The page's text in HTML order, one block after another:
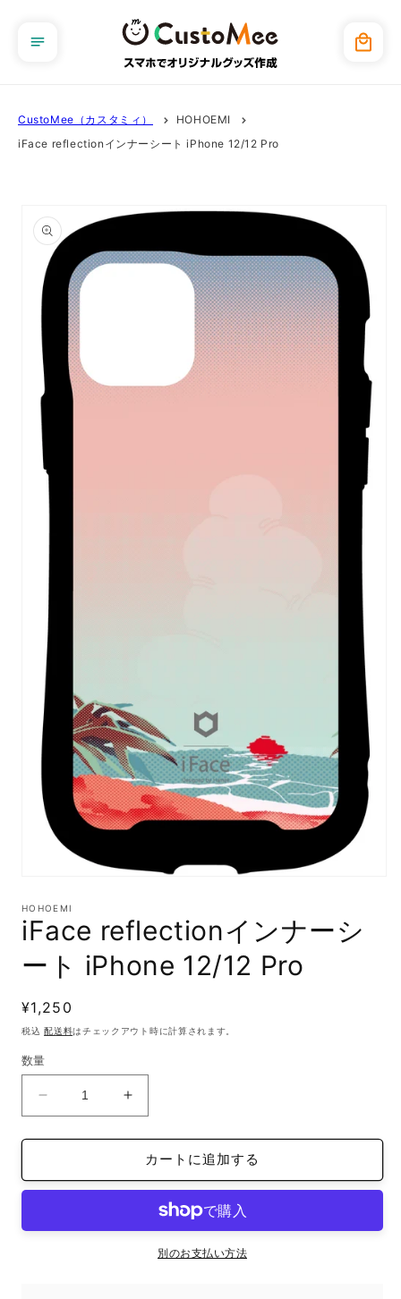
進む
ー
CustoMee（カスタミィ）
HOHOEMI
iFace reflectionインナーシート iPhone 12/12 Pro
報にス
キップ
ダ
ル
メ
ア
(1)
開
く
HOHOEMI
iFace reflectionインナーシ
ート iPhone 12/12 Pro
通
常
格
¥1,250
税込配送料はチェックアウト時に計算されます。
数量
reflection
イ
ナ
シ
iFace
reflection
イ
ナ
シ
カートに追加する
別のお支払い方法